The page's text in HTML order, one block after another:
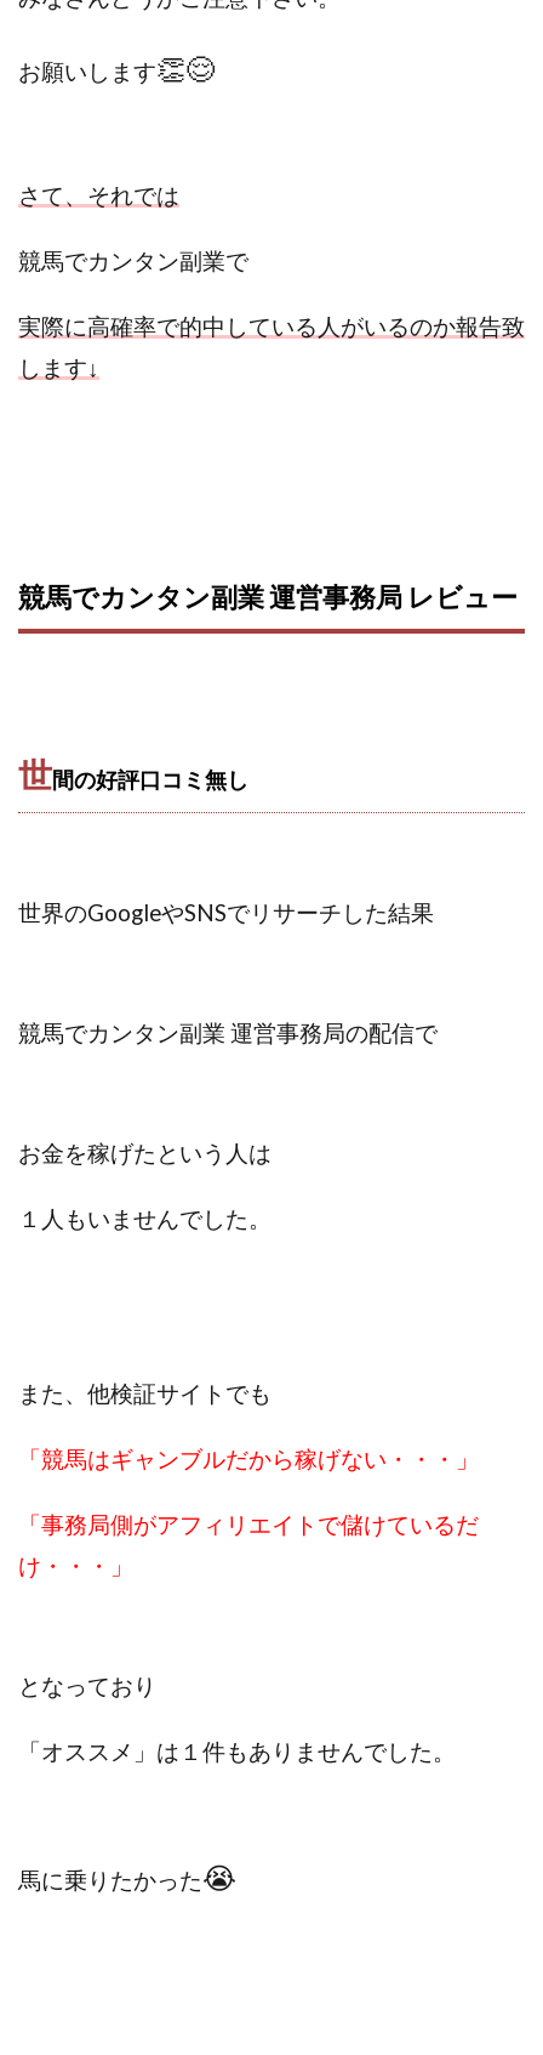
お願いします👏😌
さて、 それでは
競馬でカンタン副業で
実際に高確率で的中している人がいるのか報告致
します↓
競馬でカンタン副業 運営事務局 レビュー
世間の好評口コミ無し
世界のGoogleやSNSでリサーチした結果
競馬でカンタン副業 運営事務局の配信で
お金を稼げたという人は
１人もいませんでした。
また、他検証サイトでも
「競馬はギャンブルだから稼げない・・・」
「事務局側がアフィリエイトで儲けているだ
け・・・」
となっており
「オススメ」は１件もありませんでした。
馬に乗りたかった😭